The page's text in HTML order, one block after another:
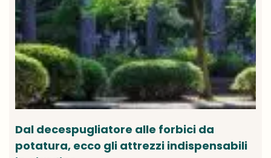
Dal decespugliatore alle forbici da
potatura, ecco gli attrezzi indispensabili